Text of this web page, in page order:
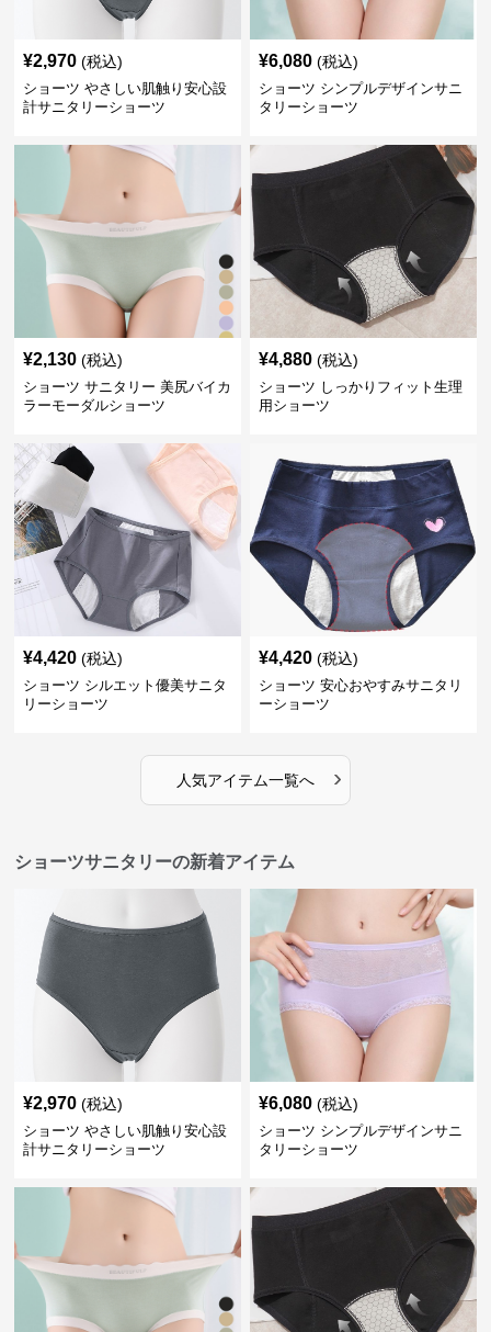
¥2,970 (税込)
ショーツ やさしい肌触り安心設
計サニタリーショーツ
¥6,080 (税込)
ショーツ シンプルデザインサニ
タリーショーツ
¥2,130 (税込)
ショーツ サニタリー 美尻バイカ
ラーモーダルショーツ
¥4,880 (税込)
ショーツ しっかりフィット生理
用ショーツ
¥4,420 (税込)
ショーツ シルエット優美サニタ
リーショーツ
¥4,420 (税込)
ショーツ 安心おやすみサニタリ
ーショーツ
人気アイテム一覧へ ›
ショーツサニタリーの新着アイテム
¥2,970 (税込)
ショーツ やさしい肌触り安心設
計サニタリーショーツ
¥6,080 (税込)
ショーツ シンプルデザインサニ
タリーショーツ